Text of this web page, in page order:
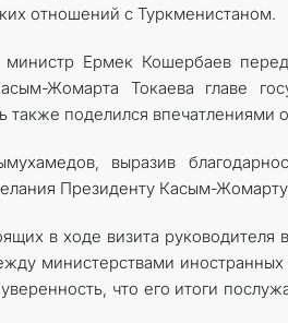
отношений с Туркменистаном.
министр Ермек Кошербаев
Жомарта Токаева главе
также поделился впечатлениями
выразив
Президенту Касым-Жомарту
в ходе визита руководителя
министерствами
уверенность, что его итоги